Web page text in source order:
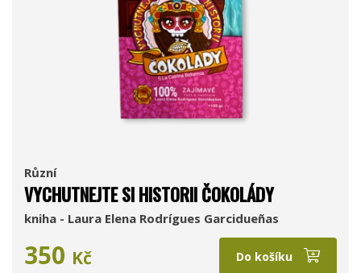
Různí
VYCHUTNEJTE SI HISTORII ČOKOLÁDY
kniha - Laura Elena Rodrígues Garcidueñas
350 Kč Do košíku